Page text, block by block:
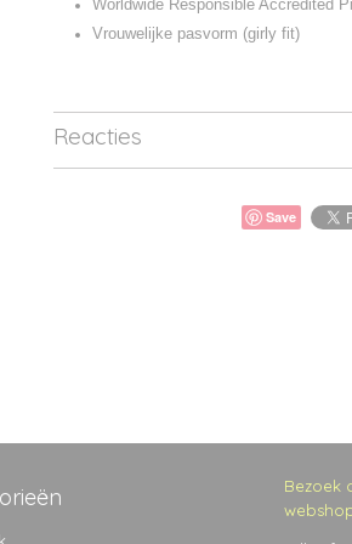
Worldwide Responsible Accredited
Vrouwelijke pasvorm (girly fit)
Reacties
Save
Bezoek